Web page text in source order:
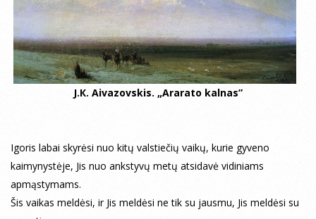
J.К. Aivazovskis. „Ararato kalnas”
Igoris labai skyrėsi nuo kitų valstiečių vaikų, kurie gyveno
kaimynystėje, Jis nuo ankstyvų metų atsidavė vidiniams
apmąstymams.
Šis vaikas meldėsi, ir Jis meldėsi ne tik su jausmu, Jis meldėsi su